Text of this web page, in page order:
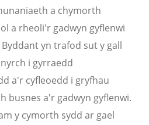
a chymorth
a rheoli'r gadwyn gyflenwi
yn trafod sut y gall
i gyrraedd
a'r cyfleoedd i gryfhau
busnes a'r gadwyn gyflenwi.
y cymorth sydd ar gael